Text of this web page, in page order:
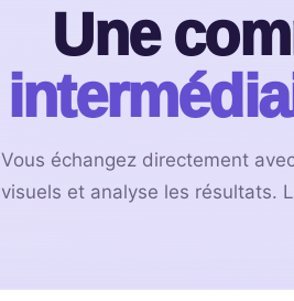
Une
Vous échangez directement
visuels et analyse les résultats.